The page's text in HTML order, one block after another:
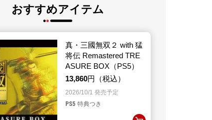
アプリ
ルビーパーティー ショップ
おすすめアイテム
真・三國無双２ with 猛
将伝 Remastered TRE
ASURE BOX（PS5）
13,860円（税込）
2026/10/1 発売予定
PS5 特典つき